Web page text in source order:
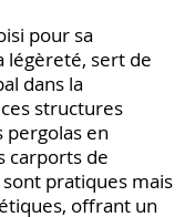
pour sa
légèreté, sert de
dans la
structures
pergolas en
carports de
pratiques mais
offrant un